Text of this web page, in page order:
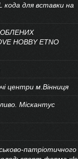
кода для вставки на
HOBBY ETNO
центри м.Вінниця
Міскантус
патріотичного